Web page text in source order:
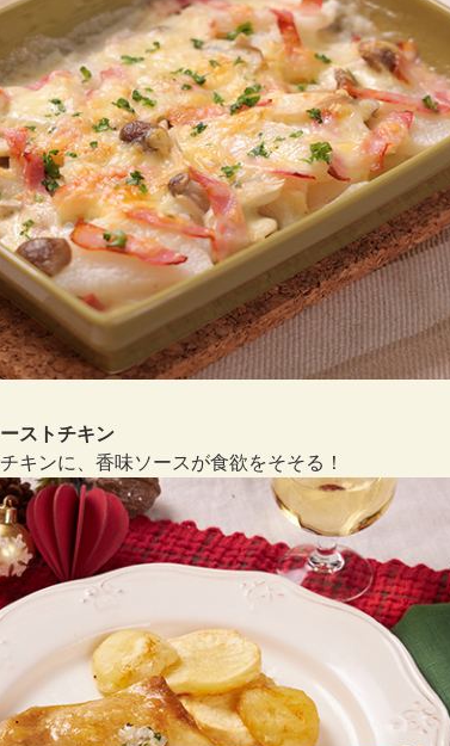
ストチキン
キンに、香味ソースが食欲をそそる！